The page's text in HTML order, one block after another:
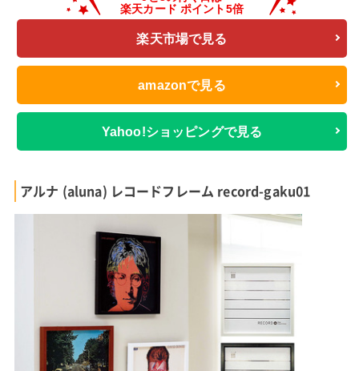
楽天市場で見る
amazonで見る
Yahoo!ショッピングで見る
アルナ (aluna) レコードフレーム record-gaku01